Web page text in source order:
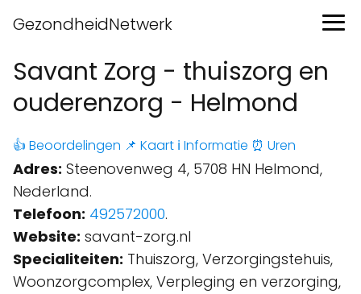
GezondheidNetwerk
Savant Zorg - thuiszorg en
ouderenzorg - Helmond
👍 Beoordelingen 📌 Kaart ℹ️ Informatie ⏰ Uren
Adres: Steenovenweg 4, 5708 HN Helmond,
Nederland.
Telefoon: 492572000.
Website: savant-zorg.nl
Specialiteiten: Thuiszorg, Verzorgingstehuis,
Woonzorgcomplex, Verpleging en verzorging,